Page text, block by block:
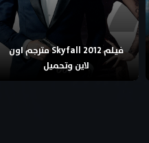
فيلم Skyfall 2012 مترجم اون
لاين وتحميل